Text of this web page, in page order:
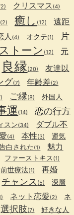
クリスマス (4)
(2) 癒し (12)
遠距
人 (4) オクテ(1)
片
トーン (12)
元
良縁(20)
友達以
グ(7) 年齢差(2)
ご縁(8) 外国人
運 (14) 恋の行方
スン(34)
ダブル不
(4) 本性(3) 運気
白された (1) 魅力
ファーストキス (1)
前世療法(1) 再婚
チャンス (5)
深層
ネット恋愛(2)
ネ
選択肢(7)
好きな人